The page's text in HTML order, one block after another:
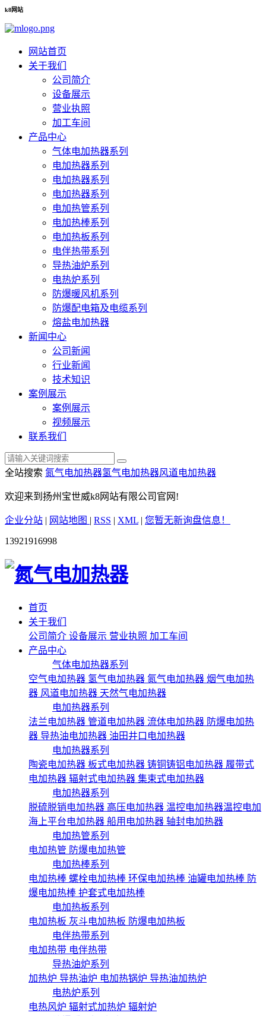
k8网站
网站首页
关于我们
公司简介
设备展示
营业执照
加工车间
产品中心
气体电加热器系列
电加热器系列
电加热器系列
电加热器系列
电加热管系列
电加热棒系列
电加热板系列
电伴热带系列
导热油炉系列
电热炉系列
防爆暖风机系列
防爆配电箱及电缆系列
熔盐电加热器
新闻中心
公司新闻
行业新闻
技术知识
案例展示
案例展示
视频展示
联系我们
全站搜索 氮气电加热器氢气电加热器风道电加热器
欢迎来到扬州宝世威k8网站有限公司官网!
企业分站 | 网站地图 | RSS | XML | 您暂无新询盘信息！
13921916998
首页
关于我们
公司简介 设备展示 营业执照 加工车间
产品中心
气体电加热器系列
空气电加热器 氢气电加热器 氮气电加热器 烟气电加热
器 风道电加热器 天然气电加热器
电加热器系列
法兰电加热器 管道电加热器 流体电加热器 防爆电加热
器 导热油电加热器 油田井口电加热器
电加热器系列
陶瓷电加热器 板式电加热器 铸铜铸铝电加热器 履带式
电加热器 辐射式电加热器 集束式电加热器
电加热器系列
脱硫脱销电加热器 高压电加热器 温控电加热器温控电加
海上平台电加热器 船用电加热器 轴封电加热器
电加热管系列
电加热管 防爆电加热管
电加热棒系列
电加热棒 螺栓电加热棒 环保电加热棒 油罐电加热棒 防
爆电加热棒 护套式电加热棒
电加热板系列
电加热板 灰斗电加热板 防爆电加热板
电伴热带系列
电加热带 电伴热带
导热油炉系列
加热炉 导热油炉 电加热锅炉 导热油加热炉
电热炉系列
电热风炉 辐射式加热炉 辐射炉